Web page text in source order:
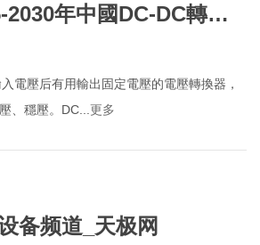
年中國DC-DC轉換
業远景預測專題研讨報
電壓后有用輸出固定電壓的電壓轉換器，
、穩壓。DC... 更多
备频道_天极网